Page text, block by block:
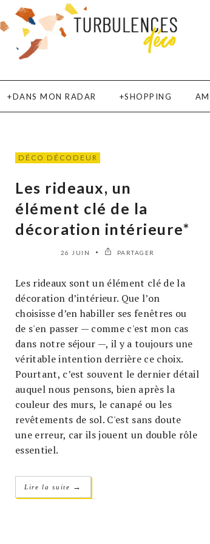
DANS MON RADAR SHOPPING
DÉCO DÉCODEUR
Les rideaux, un
élément clé de la
décoration intérieure*
26 JUIN PARTAGER
Les rideaux sont un élément clé de la
décoration d’intérieur. Que l’on
choisisse d’en habiller ses fenêtres ou
de s'en passer — comme c'est mon cas
dans notre séjour —, il y a toujours une
véritable intention derrière ce choix.
Pourtant, c’est souvent le dernier détail
auquel nous pensons, bien après la
couleur des murs, le canapé ou les
revêtements de sol. C'est sans doute
une erreur, car ils jouent un double rôle
essentiel.
Lire la suite →